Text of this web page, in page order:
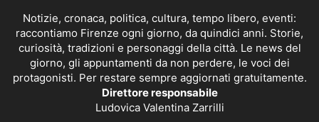
Notizie, cronaca, politica, cultura, tempo libero, eventi:
raccontiamo Firenze ogni giorno, da quindici anni. Storie,
curiosità, tradizioni e personaggi della città. Le news del
giorno, gli appuntamenti da non perdere, le voci dei
protagonisti. Per restare sempre aggiornati gratuitamente.
Direttore responsabile
Ludovica Valentina Zarrilli